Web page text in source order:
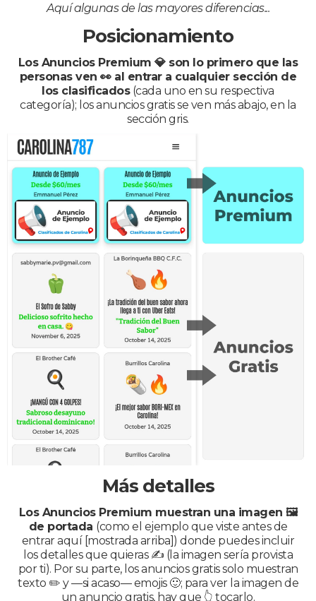
Aquí algunas de las mayores diferencias...
Posicionamiento
Los Anuncios Premium 💎 son lo primero que las
personas ven 👀 al entrar a cualquier sección de
los clasificados(cada uno en su respectiva
categoría); los anuncios gratis se ven más abajo, en la
sección gris.
Más detalles
Los Anuncios Premium muestran una imagen 🖼️
de portada (como el ejemplo que viste antes de
entrar aquí [mostrada arriba]) donde puedes incluir
los detalles que quieras ✍️ (la imagen sería provista
por ti). Por su parte, los anuncios gratis solo muestran
texto ✏️ y —si acaso— emojis 🙂; para ver la imagen de
un anuncio gratis, hay que 👆 tocarlo.